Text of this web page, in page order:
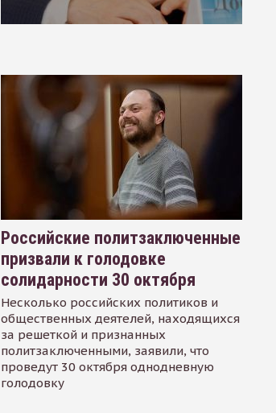
Российские политзаключенные
призвали к голодовке
солидарности 30 октября
Несколько российских политиков и
общественных деятелей, находящихся
за решеткой и признанных
политзаключенными, заявили, что
проведут 30 октября однодневную
голодовку